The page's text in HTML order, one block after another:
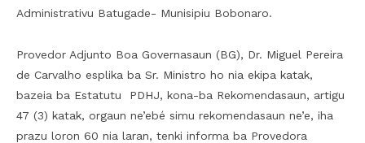
Administrativu Batugade- Munisipiu Bobonaro.
Provedor Adjunto Boa Governasaun (BG), Dr. Miguel Pereira
de Carvalho esplika ba Sr. Ministro ho nia ekipa katak,
bazeia ba Estatutu PDHJ, kona-ba Rekomendasaun, artigu
47 (3) katak, orgaun ne’ebé simu rekomendasaun ne’e, iha
prazu loron 60 nia laran, tenki informa ba Provedora